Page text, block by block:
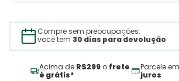
Compre sem preocupações:
você tem 30 dias para devolução
Acima de R$299 o frete
é grátis*
Parcele
juros